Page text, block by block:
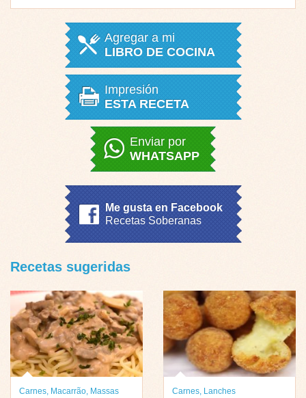
Agregar a mi
LIBRO DE COCINA
Impresión
ESTA RECETA
Enviar por
WHATSAPP
Me gusta en Facebook
Recetas Soberanas
Recetas sugeridas
Carnes, Macarrão, Massas
Carnes, Lanches